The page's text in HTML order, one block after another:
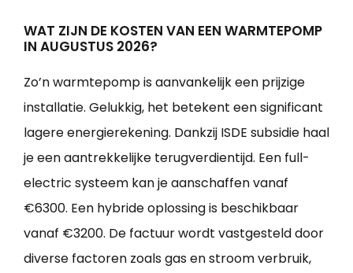
WAT ZIJN DE KOSTEN VAN EEN WARMTEPOMP
IN AUGUSTUS 2026?
Zo’n warmtepomp is aanvankelijk een prijzige
installatie. Gelukkig, het betekent een significant
lagere energierekening. Dankzij ISDE subsidie haal
je een aantrekkelijke terugverdientijd. Een full-
electric systeem kan je aanschaffen vanaf
€6300. Een hybride oplossing is beschikbaar
vanaf €3200. De factuur wordt vastgesteld door
diverse factoren zoals gas en stroom verbruik,